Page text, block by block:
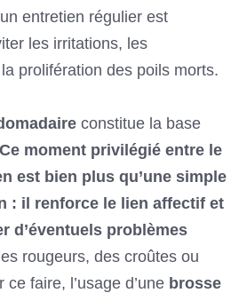
entretien régulier est
les irritations, les
prolifération des poils morts.
constitue la base
Ce moment privilégié entre le
est bien plus qu’une simple
: il renforce le lien affectif et
d’éventuels problèmes
rougeurs, des croûtes ou
faire, l’usage d’une brosse